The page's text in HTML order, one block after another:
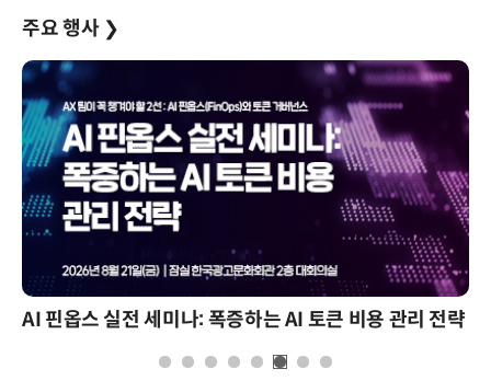
주요 행사 ❯
AI 핀옵스 실전 세미나: 폭증하는 AI 토큰 비용 관리 전략